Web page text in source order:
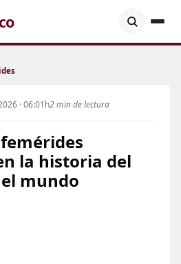
· 06:01h2 min de lectura
la historia del
el mundo